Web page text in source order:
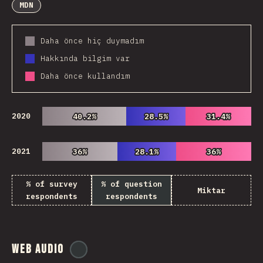
MDN
Daha önce hiç duymadım
Hakkında bilgim var
Daha önce kullandım
2020 40.2%
40.2% 28.5%
28.5% 31.4%
31.4%
2021 36%
36% 28.1%
28.1% 36%
36%
% of survey
respondents
% of question
respondents
Miktar
Web Audio